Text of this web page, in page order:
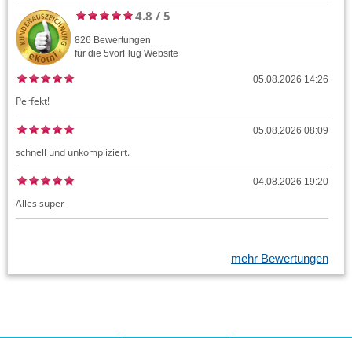
4.8 / 5
826 Bewertungen
für die 5vorFlug Website
05.08.2026 14:26
Perfekt!
05.08.2026 08:09
schnell und unkompliziert.
04.08.2026 19:20
Alles super
mehr Bewertungen